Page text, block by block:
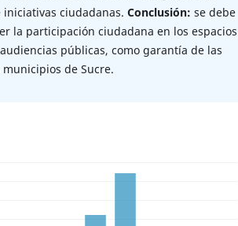
ciudadanas. Conclusión: se debe
la participación ciudadana en los espacios
públicas, como garantía de las
de Sucre.